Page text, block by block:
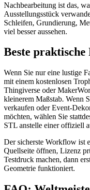
Nachbearbeitung ist das,
Ausstellungsstück
Schleifen, Grundierung,
viel besser aussehen.
Beste
Wenn Sie nur eine lustige
mit einem kostenlosen
Thingiverse oder
kleinerem Maßstab. Wenn
verkaufen oder Event-
möchten, wählen Sie
STL anstelle einer offiziell
Der sicherste Workflow ist
Quellseite öffnen, Lizenz
Testdruck machen, dann
Geometrie funktioniert.